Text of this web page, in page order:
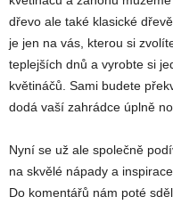
dřevo ale také klasické
je jen na vás, kterou si
teplejších dnů a vyrobte si
květináčů. Sami budete
dodá vaší zahrádce úplně
Nyní se už ale společně
na skvělé nápady a
Do komentářů nám poté